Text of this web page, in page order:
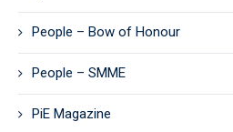
People – Bow of Honour
People – SMME
PiE Magazine